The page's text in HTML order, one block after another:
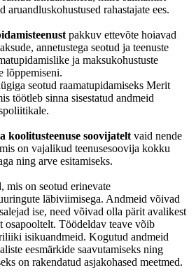
aruandluskohustused rahastajate ees.
pakkuv ettevõte hoiavad
annetustega seotud ja teenuste
ja maksukohustuste
lõppemiseni.
seotud raamatupidamiseks Merit
töötleb sinna sisestatud andmeid
koolitusteenuse soovijatelt vaid nende
on vajalikud teenusesoovija kokku
ning arve esitamiseks.
mis on seotud erinevate
läbiviimisega. Andmeid võivad
ise, need võivad olla pärit avalikest
osapooltelt. Töödeldav teave võib
isikuandmeid. Kogutud andmeid
eesmärkide saavutamiseks ning
on rakendatud asjakohased meetmed.